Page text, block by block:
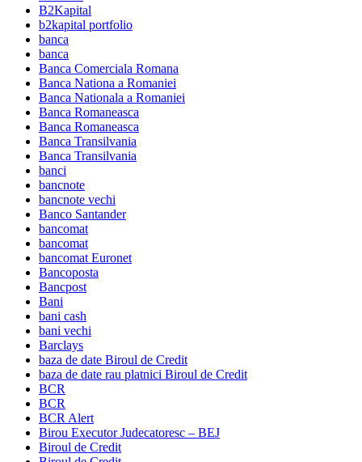
B2Kapital
b2kapital portfolio
banca
banca
Banca Comerciala Romana
Banca Nationa a Romaniei
Banca Nationala a Romaniei
Banca Romaneasca
Banca Romaneasca
Banca Transilvania
Banca Transilvania
banci
bancnote
bancnote vechi
Banco Santander
bancomat
bancomat
bancomat Euronet
Bancoposta
Bancpost
Bani
bani cash
bani vechi
Barclays
baza de date Biroul de Credit
baza de date rau platnici Biroul de Credit
BCR
BCR
BCR Alert
Birou Executor Judecatoresc – BEJ
Biroul de Credit